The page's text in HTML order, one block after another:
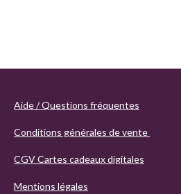
Aide / Questions fréquentes
Conditions générales de vente
CGV Cartes cadeaux digitales
Mentions légales